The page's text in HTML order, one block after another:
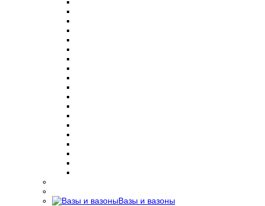
Вазы и вазоны